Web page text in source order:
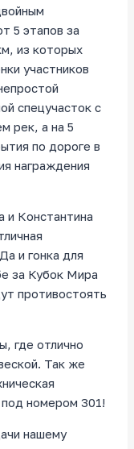
5 этапов за
из которых
участников
спецучасток с
рек, а на 5
по дороге в
награждения
и Константина
и гонка для
за Кубок Мира
противостоять
где отлично
Так же
под номером 301!
нашему